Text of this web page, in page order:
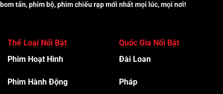
bom tấn, phim bộ, phim chiếu rạp mới nhất mọi lúc, mọi nơi!
Thể Loại Nổi Bật
Phim Hoạt Hình
Phim Hành Động
Quốc Gia Nổi Bật
Đài Loan
Pháp